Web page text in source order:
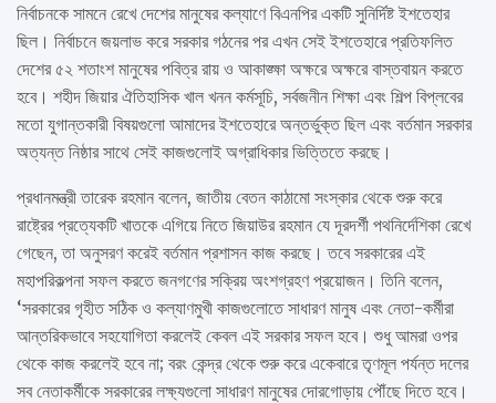
নির্বাচনকে সামনে রেখে দেশের মানুষের কল্যাণে বিএনপির একটি সুনির্দিষ্ট ইশতেহার
ছিল। নির্বাচনে জয়লাভ করে সরকার গঠনের পর এখন সেই ইশতেহারে প্রতিফলিত
দেশের ৫২ শতাংশ মানুষের পবিত্র রায় ও আকাঙ্ক্ষা অক্ষরে অক্ষরে বাস্তবায়ন করতে
হবে। শহীদ জিয়ার ঐতিহাসিক খাল খনন কর্মসূচি, সর্বজনীন শিক্ষা এবং শিল্প বিপ্লবের
মতো যুগান্তকারী বিষয়গুলো আমাদের ইশতেহারে অন্তর্ভুক্ত ছিল এবং বর্তমান সরকার
অত্যন্ত নিষ্ঠার সাথে সেই কাজগুলোই অগ্রাধিকার ভিত্তিতে করছে।
প্রধানমন্ত্রী তারেক রহমান বলেন, জাতীয় বেতন কাঠামো সংস্কার থেকে শুরু করে
রাষ্ট্রের প্রত্যেকটি খাতকে এগিয়ে নিতে জিয়াউর রহমান যে দূরদর্শী পথনির্দেশিকা রেখে
গেছেন, তা অনুসরণ করেই বর্তমান প্রশাসন কাজ করছে। তবে সরকারের এই
মহাপরিকল্পনা সফল করতে জনগণের সক্রিয় অংশগ্রহণ প্রয়োজন। তিনি বলেন,
‘সরকারের গৃহীত সঠিক ও কল্যাণমুখী কাজগুলোতে সাধারণ মানুষ এবং নেতা-কর্মীরা
আন্তরিকভাবে সহযোগিতা করলেই কেবল এই সরকার সফল হবে। শুধু আমরা ওপর
থেকে কাজ করলেই হবে না; বরং কেন্দ্র থেকে শুরু করে একেবারে তৃণমূল পর্যন্ত দলের
সব নেতাকর্মীকে সরকারের লক্ষ্যগুলো সাধারণ মানুষের দোরগোড়ায় পৌঁছে দিতে হবে।